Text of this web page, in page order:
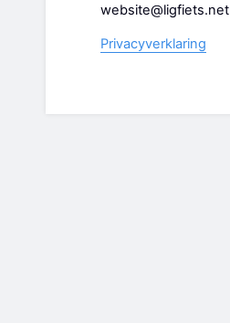
website@ligfiets.net
Privacyverklaring